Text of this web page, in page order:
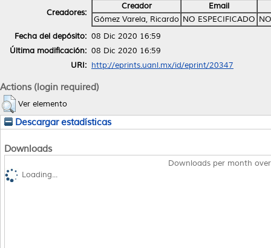
Creadores:
Creador
Email
Gómez Varela, Ricardo NO ESPECIFICADO
Fecha del depósito: 08 Dic 2020 16:59
Última modificación: 08 Dic 2020 16:59
URI: http://eprints.uanl.mx/id/eprint/20347
Actions (login required)
Ver elemento
Descargar estadísticas
Downloads
Downloads per month
Loading...